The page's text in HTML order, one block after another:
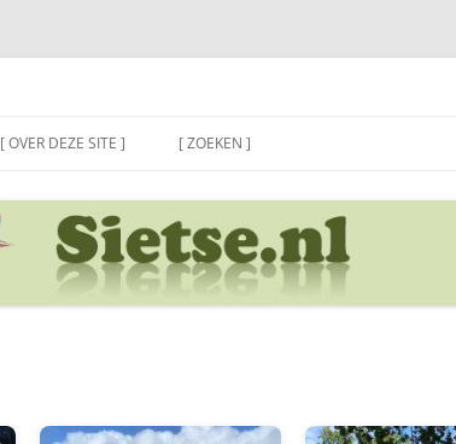
[ OVER DEZE SITE ] [ ZOEKEN ]